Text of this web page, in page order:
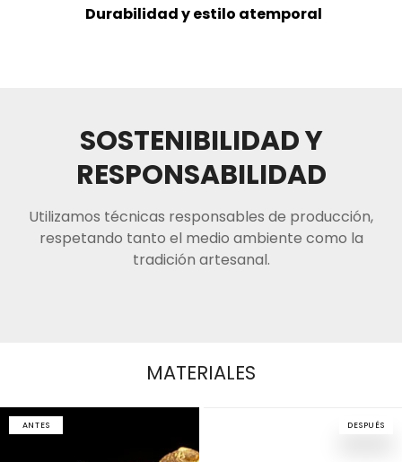
Durabilidad y estilo atemporal
SOSTENIBILIDAD Y
RESPONSABILIDAD
Utilizamos técnicas responsables de producción,
respetando tanto el medio ambiente como la
tradición artesanal.
MATERIALES
ANTES DESPUÉS